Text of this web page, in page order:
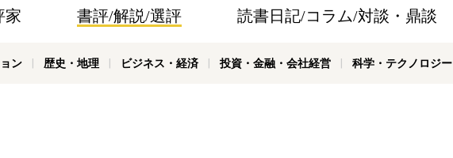
家 書評/解説/選評 読書日記/コラム/対談・鼎談
ン 歴史・地理 ビジネス・経済 投資・金融・会社経営 科学・テクノロジー